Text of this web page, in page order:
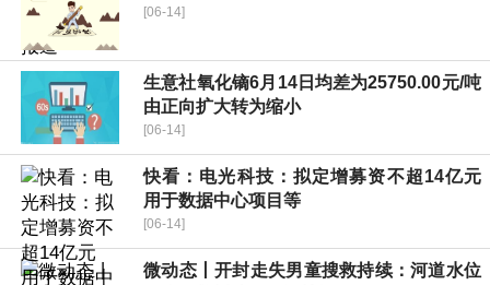
[06-14]
生意社氧化镝6月14日均差为25750.00元/吨
由正向扩大转为缩小
[06-14]
快看：电光科技：拟定增募资不超14亿元
用于数据中心项目等
[06-14]
微动态丨开封走失男童搜救持续：河道水位